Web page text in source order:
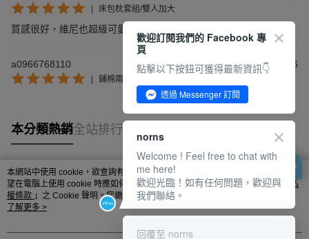
床包枕套組/雙人加大
質感很好，維尼也超級可愛❤️
a0966768110 2023/08/26
鋪棉兩用被套/雙人特大
本分類熱銷全站排行
熱門標籤
本網站中使用 cookie，欲查詢有關本網站使用 cookie 方式之詳情，及若您不希
望在電腦上使用 cookie 時應如何變更電腦的 cookie 設定，請參閱本網站「
隱私
權條款 」之 Cookie 聲明。您繼續使用本網站即表示您同意本公司得按本網站使
用條款之 Cookie 聲明使用 cookie。
了解更多 >
歡迎訂閱我們的 Facebook 專
頁
點擊以下按鈕可獲得最新資訊👇
透過 Messenger 訂閱
norns
Welcome ! Feel free to chat with
me here!
歡迎光臨！如有任何問題，歡迎與
我們聯絡。
回覆至 norns